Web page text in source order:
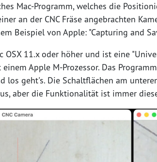
Mac-Programm, welches die
an der CNC Fräse angebrachten
Beispiel von Apple: "Capturing and
OSX 11.x oder höher und ist eine
Apple M-Prozessor. Das
los geht's. Die Schaltflächen am
aber die Funktionalität ist immer